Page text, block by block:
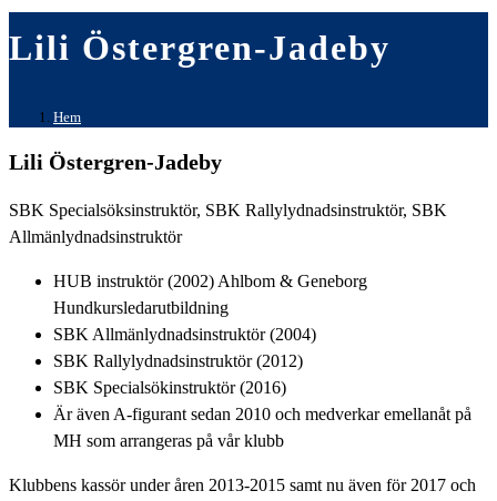
close
the
Lili Östergren-Jadeby
Hem
Lili Östergren-Jadeby
SBK Specialsöksinstruktör, SBK Rallylydnadsinstruktör, SBK
Allmänlydnadsinstruktör
HUB instruktör (2002) Ahlbom & Geneborg
Hundkursledarutbildning
SBK Allmänlydnadsinstruktör (2004)
SBK Rallylydnadsinstruktör (2012)
SBK Specialsökinstruktör (2016)
Är även A-figurant sedan 2010 och medverkar emellanåt på
MH som arrangeras på vår klubb
Klubbens kassör under åren 2013-2015 samt nu även för 2017 och